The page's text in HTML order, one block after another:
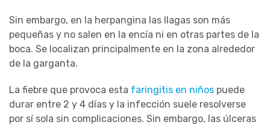
Sin embargo, en la herpangina las llagas son más
pequeñas y no salen en la encía ni en otras partes de la
boca. Se localizan principalmente en la zona alrededor
de la garganta.
La fiebre que provoca esta faringitis en niños puede
durar entre 2 y 4 días y la infección suele resolverse
por sí sola sin complicaciones. Sin embargo, las úlceras